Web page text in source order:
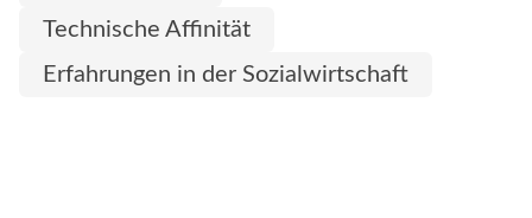
Technische Affinität
Erfahrungen in der Sozialwirtschaft